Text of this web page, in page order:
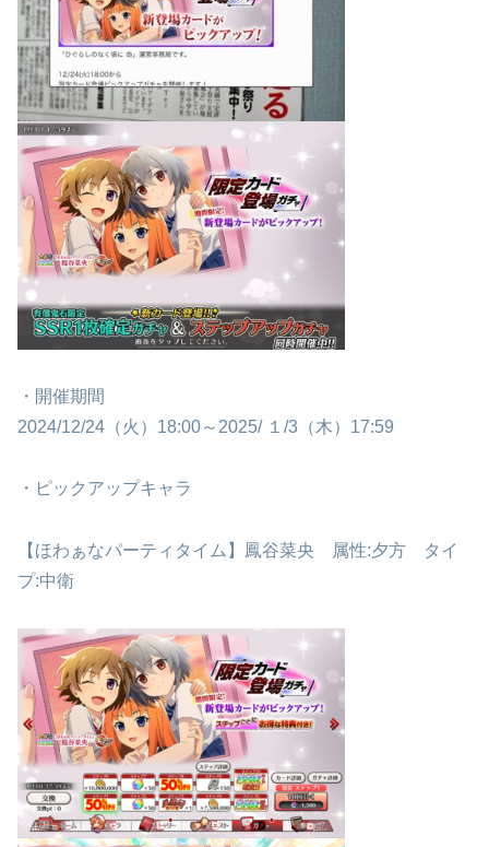
・開催期間
2024/12/24（火）18:00～2025/ １/3（木）17:59
・ピックアップキャラ
【ほわぁなパーティタイム】鳳谷菜央 属性:夕方 タイ
プ:中衛